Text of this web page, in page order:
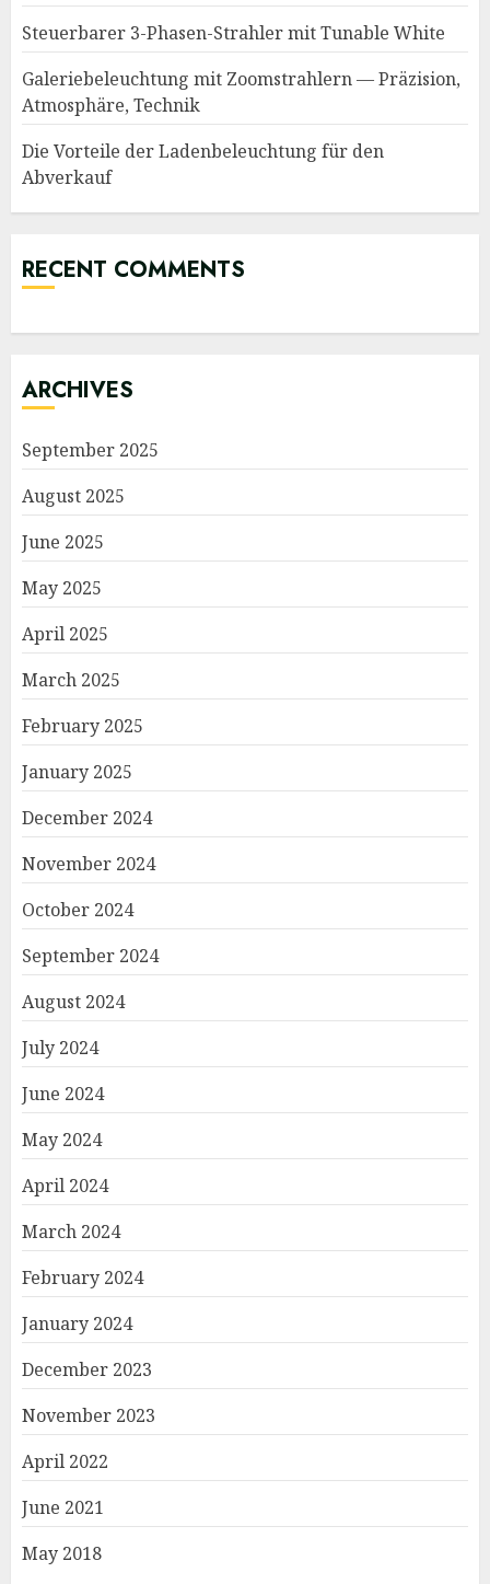
Steuerbarer 3-Phasen-Strahler mit Tunable White
Galeriebeleuchtung mit Zoomstrahlern — Präzision,
Atmosphäre, Technik
Die Vorteile der Ladenbeleuchtung für den
Abverkauf
RECENT COMMENTS
ARCHIVES
September 2025
August 2025
June 2025
May 2025
April 2025
March 2025
February 2025
January 2025
December 2024
November 2024
October 2024
September 2024
August 2024
July 2024
June 2024
May 2024
April 2024
March 2024
February 2024
January 2024
December 2023
November 2023
April 2022
June 2021
May 2018